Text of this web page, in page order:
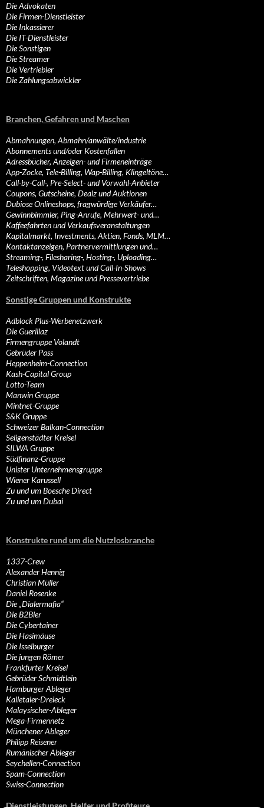
Die Advokaten
Die Firmen-Dienstleister
Die Inkassierer
Die IT-Dienstleister
Die Sonstigen
Die Streamer
Die Vertriebler
Die Zahlungsabwickler
Branchen, Gefahren und Maschen
Abmahnungen, Abmahn/anwälte/industrie
Abonnements und/oder Kostenfallen
Adressbücher, Anzeigen- und Firmeneinträge
App-Zocke, Tele-Billing, Wap-Billing, Klingeltöne…
Call-by-Call-, Pre-Select- und Vorwahl-Anbieter
Coupons, Gutscheine, Dealz und Auktionen
Dubiose Onlineshops, fragwürdige Verkäufer…
Gewinnbimmler, Ping-Anrufe, Mehrwert- und…
Kaffeefahrten und Verkaufsveranstaltungen
Kapitalmarkt, Investments, Aktien, Fonds, MLM…
Kontaktanzeigen, Partnervermittlungen und…
Streaming-, Filesharing-, Hosting-, Uploading…
Teleshopping, Videotext und Call-In-Shows
Zeitschriften, Magazine und Pressevertriebe
Sonstige Gruppen und Konstrukte
Adblock Plus-Werbenetzwerk
Die Guerillaz
Firmengruppe Volandt
Gebrüder Pass
Heppenheim-Connection
Kash-Capital Group
Lotto-Team
Manwin Gruppe
Mintnet-Gruppe
S&K Gruppe
Schweizer Balkan-Connection
Seligenstädter Kreisel
SILWA Gruppe
Südfinanz-Gruppe
Unister Unternehmensgruppe
Wiener Karussell
Zu und um Boesche Direct
Zu und um Dubai
Konstrukte rund um die Nutzlosbranche
1337-Crew
Alexander Hennig
Christian Müller
Daniel Rosenke
Die „Dialermafia“
Die B2Bler
Die Cybertainer
Die Hasimäuse
Die Isselburger
Die jungen Römer
Frankfurter Kreisel
Gebrüder Schmidtlein
Hamburger Ableger
Kalletaler-Dreieck
Malaysischer-Ableger
Mega-Firmennetz
Münchener Ableger
Philipp Reisener
Rumänischer Ableger
Seychellen-Connection
Spam-Connection
Swiss-Connection
Dienstleistungen, Helfer und Profiteure